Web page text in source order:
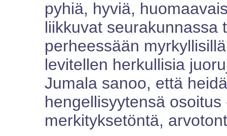
pyhiä, hyviä,
liikkuvat seurakunnassa
perheessään
levitellen herkullisia
Jumala sanoo, että
hengellisyytensä
merkityksetöntä,